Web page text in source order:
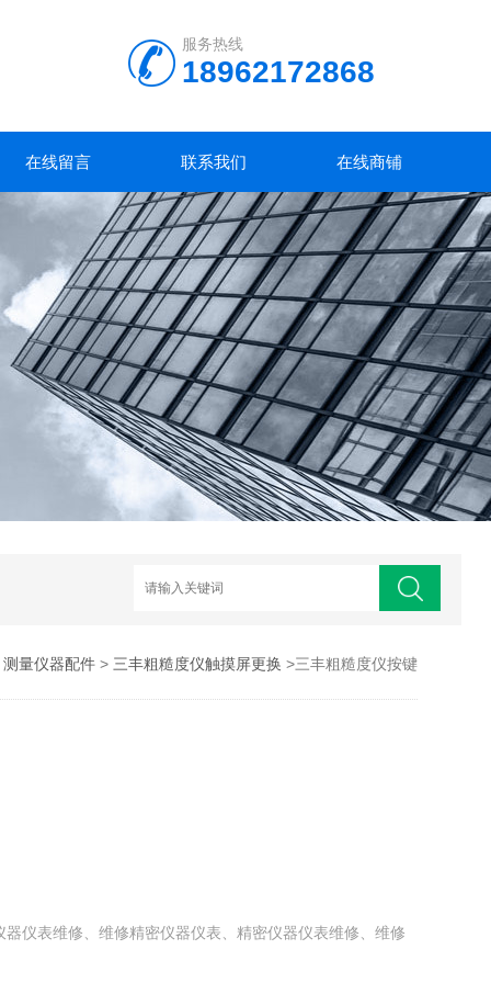
服务热线
18962172868
在线留言 联系我们 在线商铺
测量仪器配件> 三丰粗糙度仪触摸屏更换 >三丰粗糙度仪按键
仪表维修、维修精密仪器仪表、精密仪器仪表维修、维修